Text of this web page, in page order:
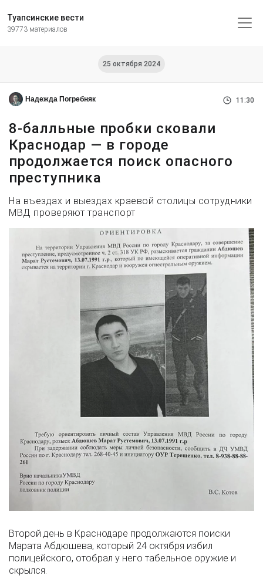
Туапсинские вести
39773 материалов
25 октября 2024
Надежда Погребняк 11:30
8-балльные пробки сковали
Краснодар — в городе
продолжается поиск опасного
преступника
На въездах и выездах краевой столицы сотрудники
МВД проверяют транспорт
Второй день в Краснодаре продолжаются поиски
Марата Абдюшева, который 24 октября избил
полицейского, отобрал у него табельное оружие и
скрылся.